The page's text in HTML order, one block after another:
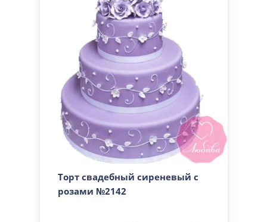
Торт свадебный сиреневый с
розами №2142